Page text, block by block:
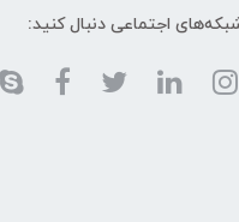
شبکه‌های اجتماعی دنبال کنید: